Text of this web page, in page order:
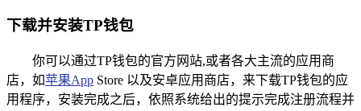
下载并安装TP钱包
你可以通过TP钱包的官方网站,或者各大主流的应用商
店，如苹果App Store 以及安卓应用商店，来下载TP钱包的应
用程序，安装完成之后，依照系统给出的提示完成注册流程并